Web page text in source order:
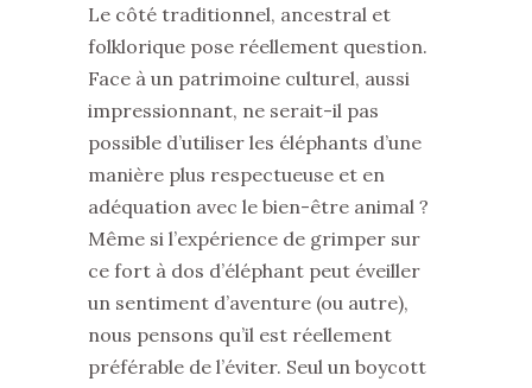
Le côté traditionnel, ancestral et
folklorique pose réellement question.
Face à un patrimoine culturel, aussi
impressionnant, ne serait-il pas
possible d’utiliser les éléphants d’une
manière plus respectueuse et en
adéquation avec le bien-être animal ?
Même si l’expérience de grimper sur
ce fort à dos d’éléphant peut éveiller
un sentiment d’aventure (ou autre),
nous pensons qu’il est réellement
préférable de l’éviter. Seul un boycott